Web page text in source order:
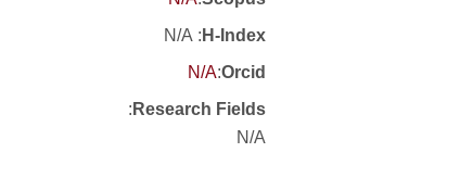
H-Index
: N/A
Orcid
:
N/A
Research Fields
:
N/A